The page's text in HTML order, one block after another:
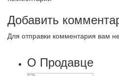
Добавить
Для отправки комментария вам
О Продавце